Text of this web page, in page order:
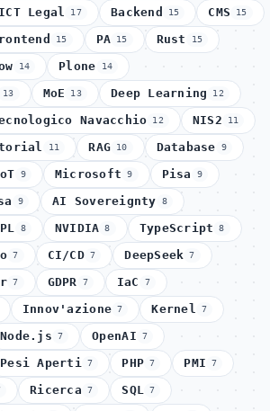
ICT Legal 17 Backend 15 CMS 15
15 PA 15 Rust 15
14 Plone 14
13 MoE 13 Deep Learning 12
Navacchio 12 NIS2 11
11 RAG 10 Database 9
9 Microsoft 9 Pisa 9
9 AI Sovereignty 8
8 NVIDIA 8 TypeScript 8
7 CI/CD 7 DeepSeek 7
7 GDPR 7 IaC 7
Innov'azione 7 Kernel 7
Node.js 7 OpenAI 7
Pesi Aperti 7 PHP 7 PMI 7
Ricerca 7 SQL 7